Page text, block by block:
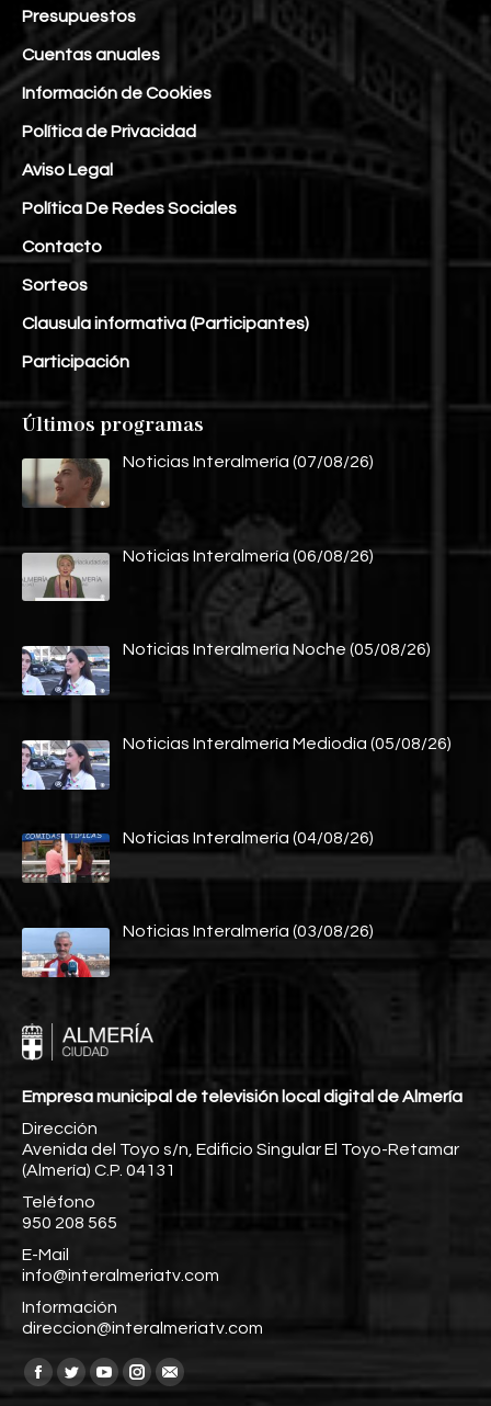
Presupuestos
Cuentas anuales
Información de Cookies
Política de Privacidad
Aviso Legal
Política De Redes Sociales
Contacto
Sorteos
Clausula informativa (Participantes)
Participación
Últimos programas
Noticias Interalmería (07/08/26)
Noticias Interalmería (06/08/26)
Noticias Interalmería Noche (05/08/26)
Noticias Interalmería Mediodía (05/08/26)
Noticias Interalmería (04/08/26)
Noticias Interalmería (03/08/26)
Empresa municipal de televisión local digital de Almería
Dirección
Avenida del Toyo s/n, Edificio Singular El Toyo-Retamar
(Almería) C.P. 04131
Teléfono
950 208 565
E-Mail
info@interalmeriatv.com
Información
direccion@interalmeriatv.com
Encuéntranos en:
Facebook
TwitterYouTube
Instagram
Mail